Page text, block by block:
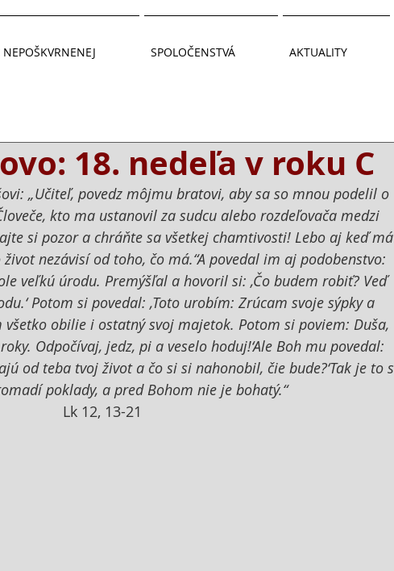
NEPOŠKVRNENEJ SPOLOČENSTVÁ AKTUALITY
18. nedeľa v roku C
„Učiteľ, povedz môjmu bratovi, aby sa so mnou podelil o
kto ma ustanovil za sudcu alebo rozdeľovača medzi
si pozor a chráňte sa všetkej chamtivosti! Lebo aj keď má
nezávisí od toho, čo má.“A povedal im aj podobenstvo:
veľkú úrodu. Premýšľal a hovoril si: ‚Čo budem robiť? Veď
Potom si povedal: ‚Toto urobím: Zrúcam svoje sýpky a
obilie i ostatný svoj majetok. Potom si poviem: Duša,
Odpočívaj, jedz, pi a veselo hoduj!‘Ale Boh mu povedal:
od teba tvoj život a čo si si nahonobil, čie bude?‘Tak je to s
poklady, a pred Bohom nie je bohatý.“
Lk 12, 13-21